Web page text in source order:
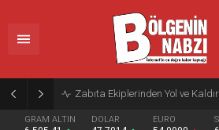
Zabıta Ekiplerinden Yol ve
GRAM ALTIN DOLAR EURO